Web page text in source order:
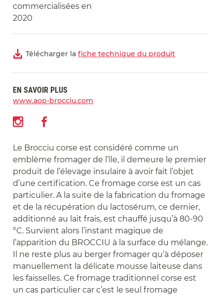
commercialisées en
2020
Télécharger lafiche technique du produit
EN SAVOIR PLUS
www.aop-brocciu.com
Le Brocciu corse est considéré comme un
emblème fromager de l’île, il demeure le premier
produit de l’élevage insulaire à avoir fait l’objet
d’une certification. Ce fromage corse est un cas
particulier. A la suite de la fabrication du fromage
et de la récupération du lactosérum, ce dernier,
additionné au lait frais, est chauffé jusqu’à 80-90
°C. Survient alors l’instant magique de
l’apparition du BROCCIU à la surface du mélange.
Il ne reste plus au berger fromager qu’à déposer
manuellement la délicate mousse laiteuse dans
les faisselles. Ce fromage traditionnel corse est
un cas particulier car c’est le seul fromage